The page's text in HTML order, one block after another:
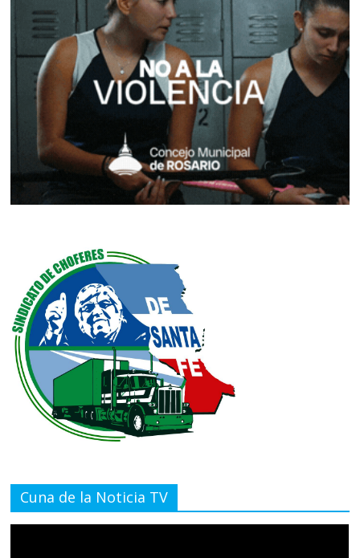
Cuna de la Noticia TV